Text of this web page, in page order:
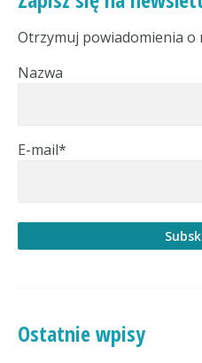
Otrzymuj powiadomienia o
Nazwa
E-mail*
Ostatnie wpisy